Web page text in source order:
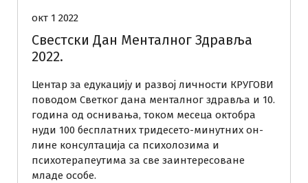
окт 1 2022
Свестски Дан Менталног Здравља
2022.
Центар за едукацију и развој личности КРУГОВИ
поводом Светког дана менталног здравља и 10.
година од оснивања, током месеца октобра
нуди 100 бесплатних тридесето-минутних он-
лине консултација са психолозима и
психотерапеутима за све заинтересоване
младе особе.